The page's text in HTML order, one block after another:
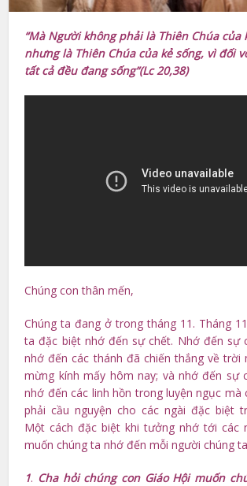
“Mà Người không phải là Thiên Chúa của
nhưng là Thiên Chúa của kẻ sống, vì đối
tất cả đều đang sống”(Lc 20,38)
Chúng con thân mến,
Chúng ta đang ở trong tháng 11. Tháng
ta đặc biệt nhớ đến sự chết. Nhớ đến sự
nhớ đến các thánh đã chiến thắng về trời
mừng kính mấy hôm nay; và nhớ đến sự
nhớ đến các linh hồn trong luyện ngục mà
phải cầu nguyện cho các ngài đặc biệt
Một cách đặc biệt khi tưởng nhớ tới các
muốn chúng ta nhớ đến mỗi người chúng
1. Cha hỏi chúng con Giáo Hội muốn